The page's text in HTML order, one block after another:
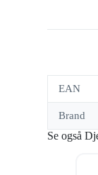
EAN
Brand
Se også